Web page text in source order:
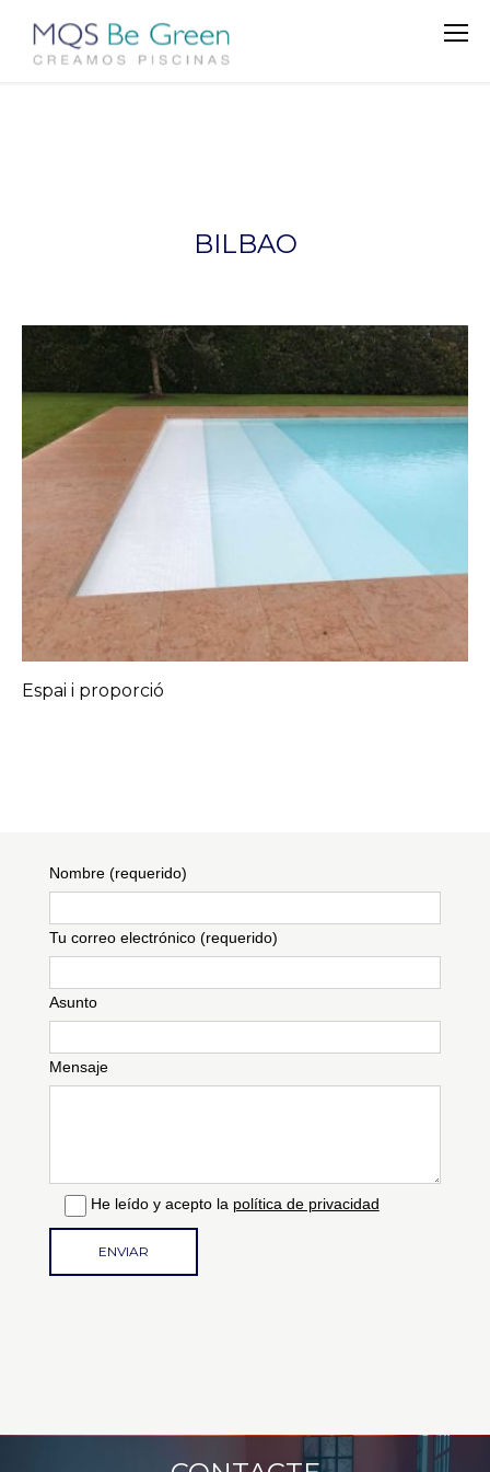
BILBAO
Espai i proporció
Nombre (requerido)
Tu correo electrónico (requerido)
Asunto
Mensaje
He leído y acepto la política de privacidad